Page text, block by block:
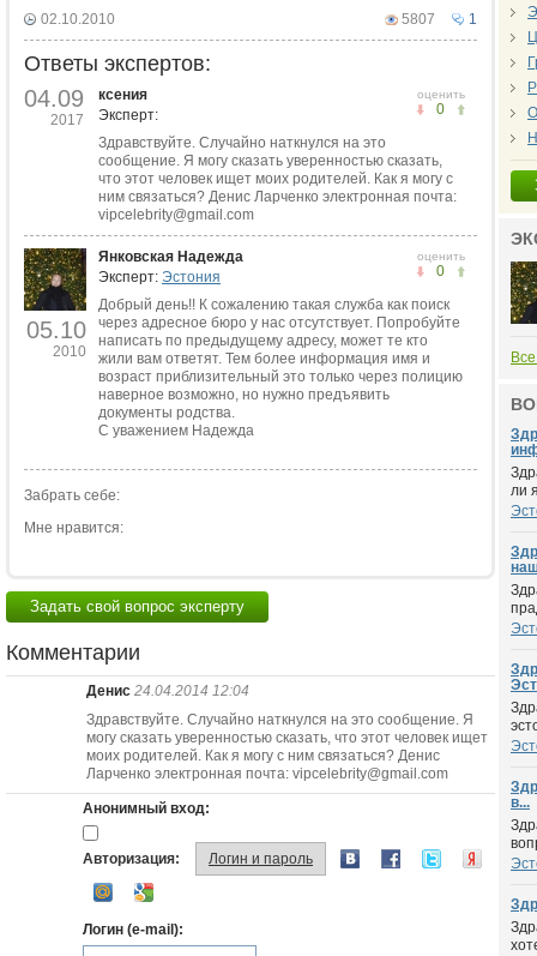
1
5807
02.10.2010
Ответы экспертов:
04.09
2017
оценить
0
ксения
Эксперт:
Здравствуйте. Случайно наткнулся на это
сообщение. Я могу сказать уверенностью сказать,
что этот человек ищет моих родителей. Как я могу с
ним связаться? Денис Ларченко электронная почта:
vipcelebrity@gmail.com
05.10
2010
оценить
0
Янковская Надежда
Эксперт: Эстония
Добрый день!! К сожалению такая служба как поиск
через адресное бюро у нас отсутствует. Попробуйте
написать по предыдущему адресу, может те кто
жили вам ответят. Тем более информация имя и
возраст приблизительный это только через полицию
наверное возможно, но нужно предъявить
документы родства.
С уважением Надежда
Забрать себе:
Мне нравится:
Задать свой вопрос эксперту
Комментарии
Денис 24.04.2014 12:04
Здравствуйте. Случайно наткнулся на это сообщение. Я
могу сказать уверенностью сказать, что этот человек ищет
моих родителей. Как я могу с ним связаться? Денис
Ларченко электронная почта: vipcelebrity@gmail.com
Анонимный вход:
Авторизация: Логин и пароль
Логин (e-mail):
ли
в...